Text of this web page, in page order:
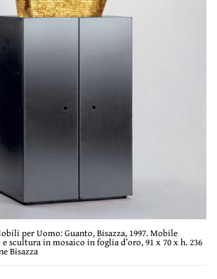
per Uomo: Guanto, Bisazza, 1997. Mobile
scultura in mosaico in foglia d’oro, 91 x 70 x h. 236
Bisazza